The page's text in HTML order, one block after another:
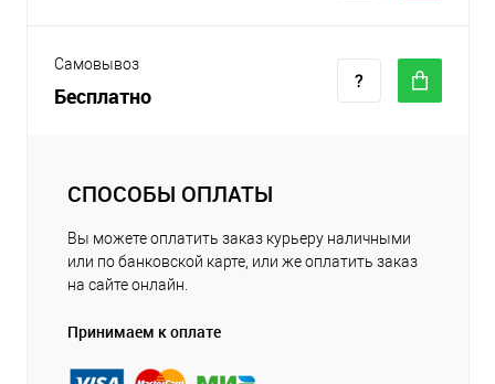
Самовывоз
Бесплатно
СПОСОБЫ ОПЛАТЫ
Вы можете оплатить заказ курьеру наличными
или по банковской карте, или же оплатить заказ
на сайте онлайн.
Принимаем к оплате